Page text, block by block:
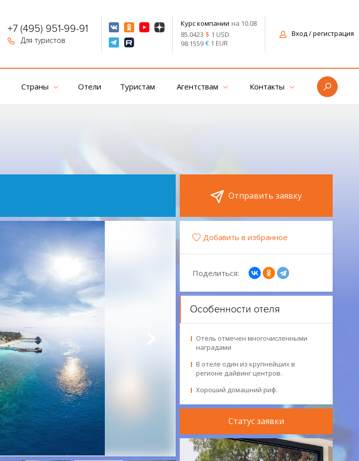
+7 (495) 951-99-91
Для туристов
Курс компании на 10.08
85.0423 $ 1 USD
98.1559 €1 EUR
Вход/ регистрация
Страны Отели Туристам Агентствам Контакты
Отправить заявку
Добавить в избранное
Поделиться:
Особенности отеля
Отель отмечен многочисленными
наградами
В отеле один из крупнейших в
регионе дайвинг центров.
Хороший домашний риф.
Статус заявки